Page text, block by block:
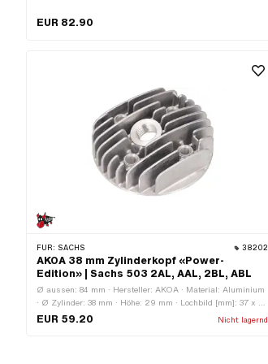
kurz · Anzahl Befestigungspunkte: 4 Stk. · Dekompressor:
EUR 82.90
FÜR: SACHS 38202
AKOA 38 mm Zylinderkopf «Power-
Edition» | Sachs 503 2AL, AAL, 2BL, ABL
Ø aussen: 84 mm · Hersteller: AKOA · Material: Aluminium
· Ø Zylinder: 38 mm · Höhe: 29 mm · Lochbild [mm]: 37 x 37
· Kerzengewinde: kurz · Anzahl Befestigungspunkte: 4 Stk.
EUR 59.20 Nicht lagernd